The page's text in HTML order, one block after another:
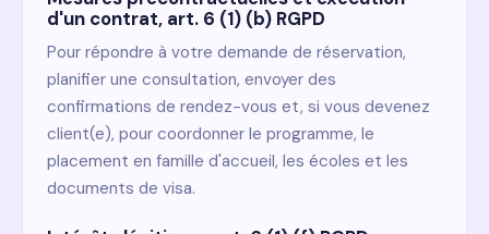
d'un contrat, art. 6 (1) (b) RGPD
Pour répondre à votre demande de réservation,
planifier une consultation, envoyer des
confirmations de rendez-vous et, si vous devenez
client(e), pour coordonner le programme, le
placement en famille d'accueil, les écoles et les
documents de visa.